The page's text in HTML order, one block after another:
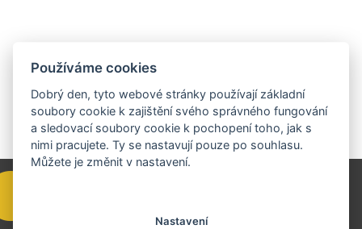
Používáme cookies
Dobrý den, tyto webové stránky používají základní
soubory cookie k zajištění svého správného fungování
a sledovací soubory cookie k pochopení toho, jak s
nimi pracujete. Ty se nastavují pouze po souhlasu.
Můžete je změnit v nastavení.
Nastavení